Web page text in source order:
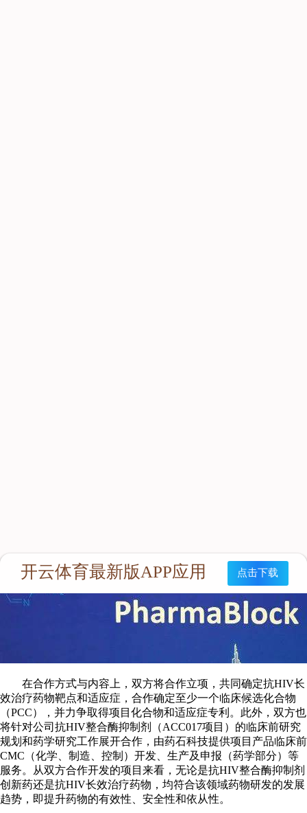
在合作方式与内容上，双方将合作立项，共同确定抗HIV长
效治疗药物靶点和适应症，合作确定至少一个临床候选化合物
（PCC），并力争取得项目化合物和适应症专利。此外，双方也
将针对公司抗HIV整合酶抑制剂（ACC017项目）的临床前研究
规划和药学研究工作展开合作，由药石科技提供项目产品临床前
CMC（化学、制造、控制）开发、生产及申报（药学部分）等
服务。从双方合作开发的项目来看，无论是抗HIV整合酶抑制剂
创新药还是抗HIV长效治疗药物，均符合该领域药物研发的发展
趋势，即提升药物的有效性、安全性和依从性。